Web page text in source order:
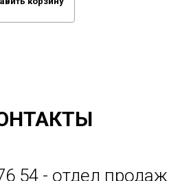
54 - отдел продаж